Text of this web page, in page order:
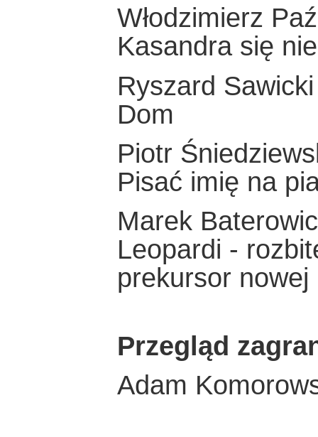
Włodzimierz
Kasandra się
Ryszard Sawicki
Dom
Piotr
Pisać imię na
Marek
Leopardi -
prekursor nowej
Przegląd
Adam